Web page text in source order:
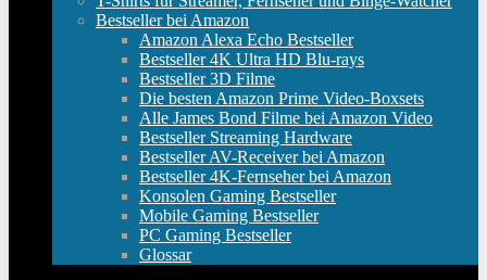
Bestseller bei Amazon
Amazon Alexa Echo Bestseller
Bestseller 4K Ultra HD Blu-rays
Bestseller 3D Filme
Die besten Amazon Prime Video-Boxsets
Alle James Bond Filme bei Amazon Video
Bestseller Streaming Hardware
Bestseller AV-Receiver bei Amazon
Bestseller 4K-Fernseher bei Amazon
Konsolen Gaming Bestseller
Mobile Gaming Bestseller
PC Gaming Bestseller
Glossar